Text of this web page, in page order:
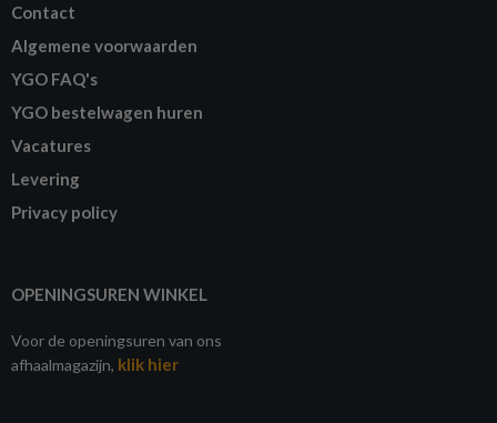
Contact
Algemene voorwaarden
YGO FAQ's
YGO bestelwagen huren
Vacatures
Levering
Privacy policy
OPENINGSUREN WINKEL
Voor de openingsuren van ons
afhaalmagazijn, klik hier